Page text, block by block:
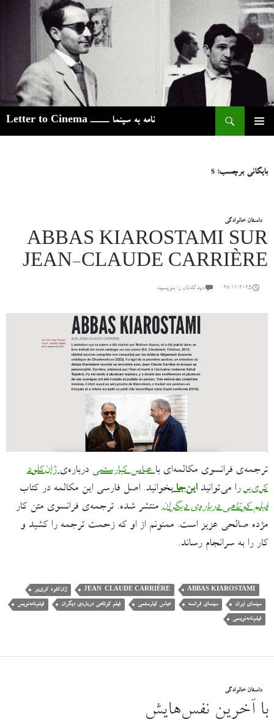
نامه به سینما ـــــ Letter to Cinema
بایگانی برچسب: s
داستان خانوادگی
ABBAS KIAROSTAMI SUR
JEAN-CLAUDE CARRIÈRE
27/11/2025 دیدگاه‌تان را بنویسید:
ترجمه‌ی فرانسوی مکالمه‌ای باعباس کیارستمی درباره‌یژان‌کلود
کری‌یر را می‌توانیداین‌جابخوانید. اصل فارسی این مکالمه در کتاب
فیلم کوتاهی درباره‌ی دیگران منتشر شده. ترجمه‌ی فرانسوی متن کار
مژده صالحی عزیز است. ممنونم از او که زحمت ترجمه را کشید و
کار را به سرانجام رساند.
ABBAS KIAROSTAMI
JEAN-CLAUDE CARRIÈRE ژان‌کلود کری‌یر
سینمای ایران سینمای فرانسه عباس کیارستمی فیلم کوتاهی درباره‌ی دیگران فیلم‌نامه‌نویس
فیلم‌نامه‌نویسی
داستان خانوادگی
با آخرین نفس‌هایش